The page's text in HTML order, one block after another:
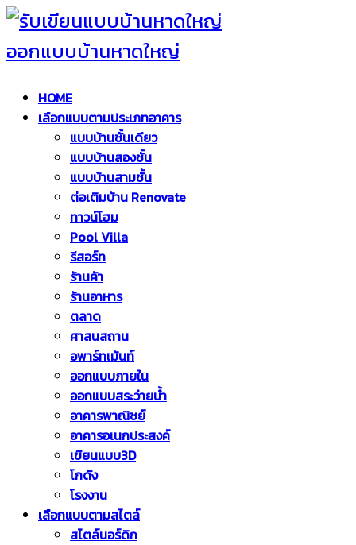
HOME
เลือกแบบตามประเภทอาคาร
แบบบ้านชั้นเดียว
แบบบ้านสองชั้น
แบบบ้านสามชั้น
ต่อเติมบ้าน Renovate
ทาวน์โฮม
Pool Villa
รีสอร์ท
ร้านค้า
ร้านอาหาร
ตลาด
ศาสนสถาน
อพาร์ทเม้นท์
ออกแบบภายใน
ออกแบบสระว่ายน้ำ
อาคารพาณิชย์
อาคารอเนกประสงค์
เขียนแบบ3D
โกดัง
โรงงาน
เลือกแบบตามสไตล์
สไตล์นอร์ดิก